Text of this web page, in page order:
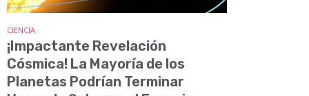
CIENCIA
¡Impactante Revelación
Cósmica! La Mayoría de los
Planetas Podrían Terminar